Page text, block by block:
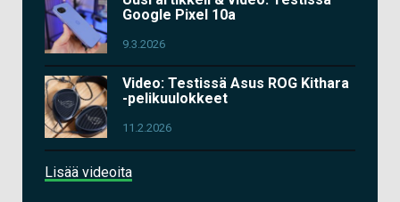
Google Pixel 10a
9.3.2026
Video: Testissä Asus ROG Kithara
-pelikuulokkeet
11.2.2026
Lisää videoita